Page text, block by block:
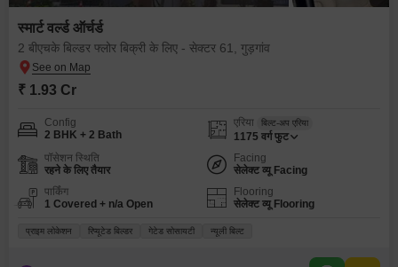
स्मार्ट वर्ल्ड ऑर्चर्ड
2 बीएचके बिल्डर फ्लोर बिक्री के लिए - सेक्टर 61, गुड़गांव
₹ 1.93 Cr
Config
2 BHK + 2 Bath
एरिया बिल्ट-अप एरिया
1175 वर्ग फुट
पॉसेशन स्थिति
रहने के लिए तैयार
Facing
सेलेक्ट व्यू Facing
पार्किंग
1 Covered + n/a Open
Flooring
सेलेक्ट व्यू Flooring
प्राइम लोकेशन रिप्यूटेड बिल्डर गेटेड सोसायटी न्यूली बिल्ट